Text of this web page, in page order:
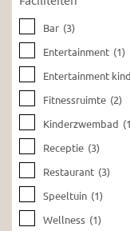
Bar (3)
Entertainment (1)
Entertainment
Fitnessruimte (2)
Kinderzwembad
Receptie (3)
Restaurant (3)
Speeltuin (1)
Wellness (1)